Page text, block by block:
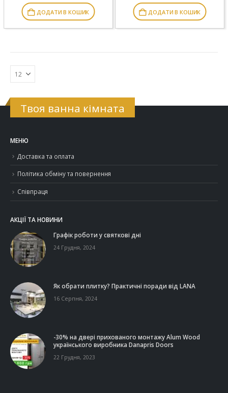
ДОДАТИ В КОШИК ДОДАТИ В КОШИК
Твоя ванна кімната
МЕНЮ
Доставка та оплата
Політика обміну та повернення
Співпраця
АКЦІЇ ТА НОВИНИ
Графік роботи у святкові дні
24 Грудня, 2024
Як обрати плитку? Практичні поради від LANA
16 Серпня, 2024
-30% на двері прихованого монтажу Alum Wood
українського виробника Danapris Doors
22 Грудня, 2023